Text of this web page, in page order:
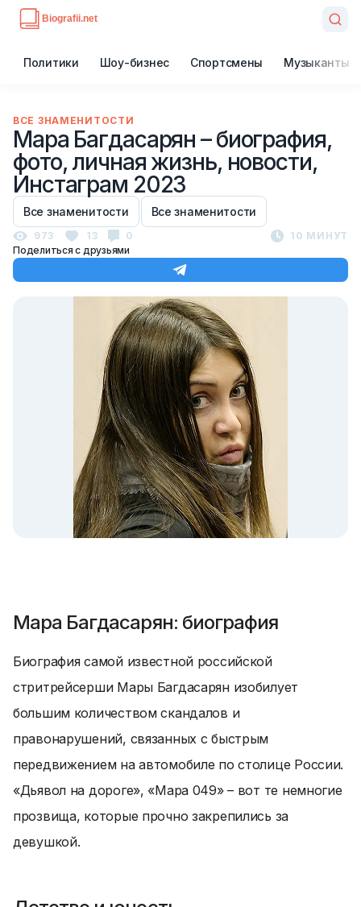
Политики Шоу-бизнес Спортсмены Музыканты
ВСЕ ЗНАМЕНИТОСТИ
Мара Багдасарян – биография,
фото, личная жизнь, новости,
Инстаграм 2023
Все знаменитости Все знаменитости
973 13 0
10 МИНУТ
Поделиться с друзьями
Мара Багдасарян: биография
Биография самой известной российской
стритрейсерши Мары Багдасарян изобилует
большим количеством скандалов и
правонарушений, связанных с быстрым
передвижением на автомобиле по столице России.
«Дьявол на дороге», «Мара 049» – вот те немногие
прозвища, которые прочно закрепились за
девушкой.